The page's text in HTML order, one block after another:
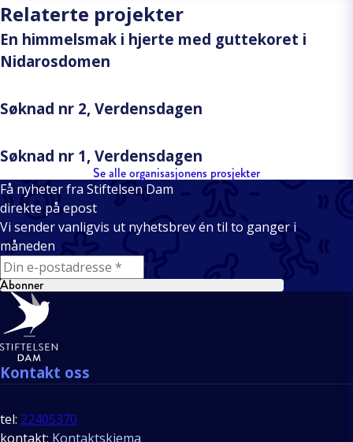
Relaterte projekter
En himmelsmak i hjerte med guttekoret i
Nidarosdomen
Søknad nr 2, Verdensdagen
Søknad nr 1, Verdensdagen
Se alle organisasjonens prosjekter
Få nyheter fra Stiftelsen Dam
direkte på epost
Vi sender vanligvis ut nyhetsbrev én til to ganger i
måneden
E-mail
Abonner
Bunntekst
Kontakt oss
tel: 22405370
kontakt: Kontaktskjema